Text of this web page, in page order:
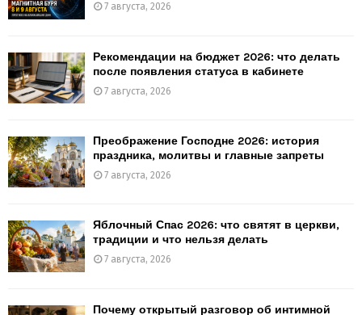
7 августа, 2026
Рекомендации на бюджет 2026: что делать
после появления статуса в кабинете
7 августа, 2026
Преображение Господне 2026: история
праздника, молитвы и главные запреты
7 августа, 2026
Яблочный Спас 2026: что святят в церкви,
традиции и что нельзя делать
7 августа, 2026
Почему открытый разговор об интимной